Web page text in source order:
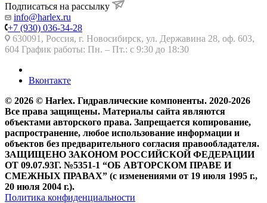
Подписаться на рассылку
info@harlex.ru
+7 (930) 036-34-28
630091, Россия, г. Новосибирск, ул. Державина 28, оф. 603,
604 График работы: Пн. – Пт.: с 9:30 до 18:30
Вконтакте
© 2026 © Harlex. Гидравлические компоненты. 2020-2026
Все права защищены. Материалы сайта являются
объектами авторского права. Запрещается копирование,
распространение, любое использование информации и
объектов без предварительного согласия правообладателя.
ЗАЩИЩЕНО ЗАКОНОМ РОССИЙСКОЙ ФЕДЕРАЦИИ
ОТ 09.07.93Г. №5351-1 “ОБ АВТОРСКОМ ПРАВЕ И
СМЕЖНЫХ ПРАВАХ” (с изменениями от 19 июля 1995 г.,
20 июля 2004 г.).
Политика конфиденциальности